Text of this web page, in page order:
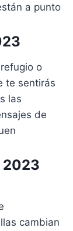
a punto
o
te sentirás
las
de
2023
cambian